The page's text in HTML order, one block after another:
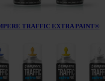
TRAFFIC EXTRA PAINT®